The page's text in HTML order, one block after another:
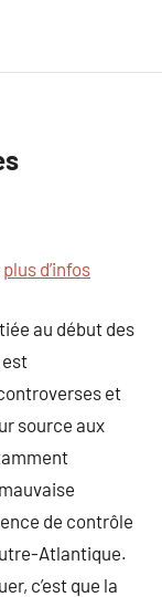
plus d’infos
au début des
et
source aux
de contrôle
Atlantique.
c’est que la